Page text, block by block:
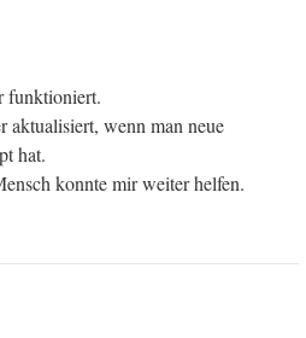
funktioniert.
wenn man neue
hat.
konnte mir weiter helfen.